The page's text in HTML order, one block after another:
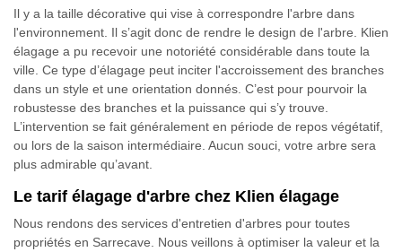
Il y a la taille décorative qui vise à correspondre l'arbre dans
l'environnement. Il s’agit donc de rendre le design de l'arbre. Klien
élagage a pu recevoir une notoriété considérable dans toute la
ville. Ce type d’élagage peut inciter l'accroissement des branches
dans un style et une orientation donnés. C’est pour pourvoir la
robustesse des branches et la puissance qui s’y trouve.
L’intervention se fait généralement en période de repos végétatif,
ou lors de la saison intermédiaire. Aucun souci, votre arbre sera
plus admirable qu’avant.
Le tarif élagage d'arbre chez Klien élagage
Nous rendons des services d'entretien d'arbres pour toutes
propriétés en Sarrecave. Nous veillons à optimiser la valeur et la